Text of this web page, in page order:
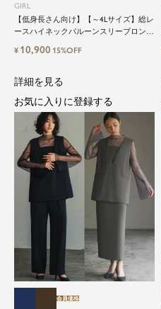
GIRL
【低身長さん向け】【～4Lサイズ】総レ
ースハイネックバルーンスリーブロング
¥ 10,900 15%OFF
会員価格
詳細を見る
お気に入りに登録する